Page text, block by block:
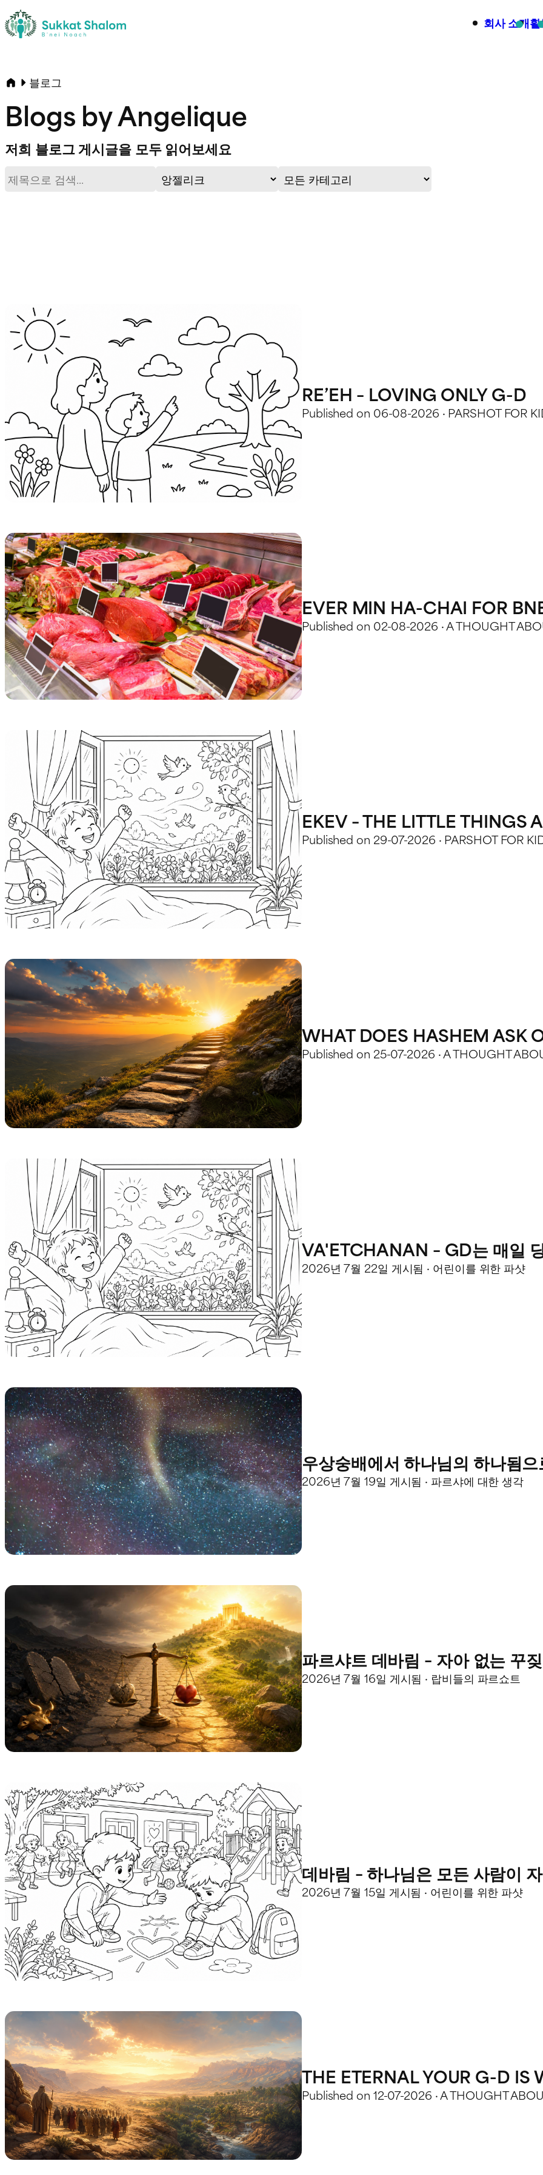
회사 소개
블로그
Blogs by Angelique
저희 블로그 게시글을 모두 읽어보세요
RE’EH – LOVING ONLY G-D
Published on 06-08-2026 · PARSHOT FOR
EVER MIN HA-CHAI FOR
Published on 02-08-2026 · A THOUGHT
EKEV – THE LITTLE THINGS
Published on 29-07-2026 · PARSHOT FOR
WHAT DOES HASHEM ASK
Published on 25-07-2026 · A THOUGHT
VA'ETCHANAN – GD는 매일
2026년 7월 22일 게시됨 · 어린이를 위한 파샷
우상숭배에서 하나님의 하나됨
2026년 7월 19일 게시됨 · 파르샤에 대한 생각
파르샤트 데바림 – 자아 없는 꾸
2026년 7월 16일 게시됨 · 랍비들의 파르쇼트
데바림 – 하나님은 모든 사람이
2026년 7월 15일 게시됨 · 어린이를 위한 파샷
THE ETERNAL YOUR G-D IS
Published on 12-07-2026 · A THOUGHT